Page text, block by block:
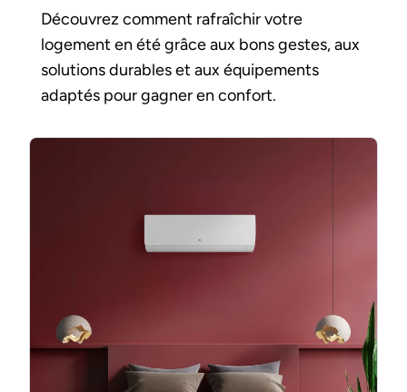
Découvrez comment rafraîchir votre
logement en été grâce aux bons gestes, aux
solutions durables et aux équipements
adaptés pour gagner en confort.